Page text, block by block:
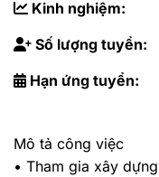
Kinh nghiệm:
Số lượng tuyển:
Hạn ứng tuyển:
Mô tả công việc
• Tham gia xây